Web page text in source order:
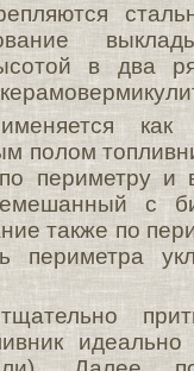
в два
полом
периметру и
с
также по
периметра